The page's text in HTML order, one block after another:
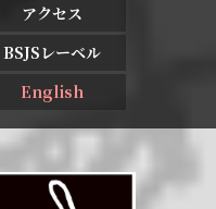
アクセス
BSJSレーベル
English